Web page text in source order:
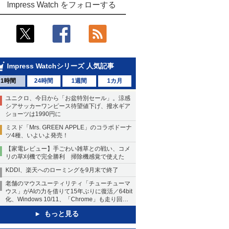
Impress Watch をフォローする
Impress Watchシリーズ 人気記事
1時間 24時間 1週間 1カ月
ユニクロ、今日から「お盆特別セール」。涼感
シアサッカーワンピース待望値下げ、撥水ギア
ショーツは1990円に
ミスド「Mrs. GREEN APPLE」のコラボドーナ
ツ4種、いよいよ発売！
【家電レビュー】手ごわい雑草との戦い、コメ
リの草刈機で完全勝利 掃除機感覚で使えた
KDDI、楽天へのローミングを9月末で終了
老舗のマウスユーティリティ「チューチューマ
ウス」がAIの力を借りて15年ぶりに復活／64bit
化、Windows 10/11、「Chrome」も走り回
る。復活記念で2026年末まで500円
もっと見る